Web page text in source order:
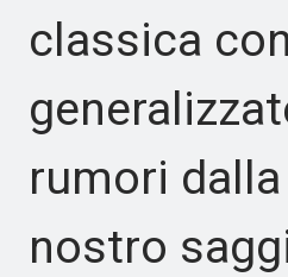
classica
rumori
nostro